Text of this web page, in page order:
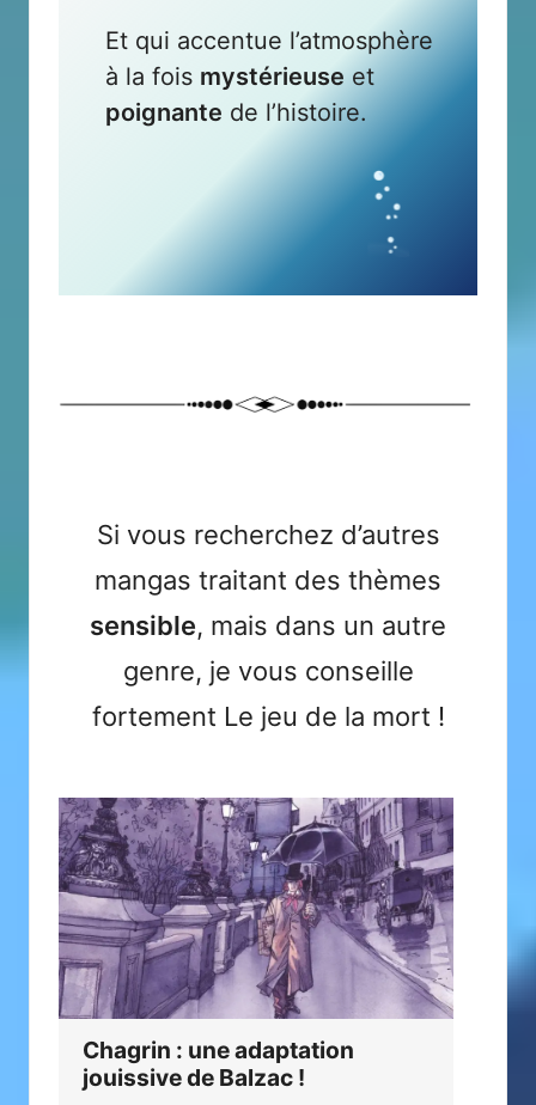
Et qui accentue l’atmosphère
à la fois mystérieuse et
poignante de l’histoire.
Si vous recherchez d’autres
mangas traitant des thèmes
sensible, mais dans un autre
genre, je vous conseille
fortement Le jeu de la mort !
Chagrin : une adaptation
jouissive de Balzac !